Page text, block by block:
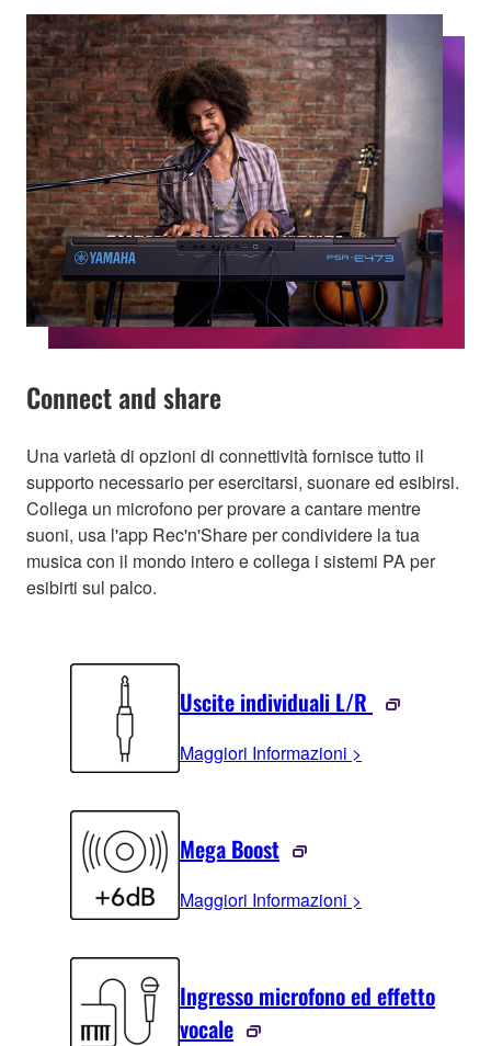
Connect and share
Una varietà di opzioni di connettività fornisce tutto il
supporto necessario per esercitarsi, suonare ed esibirsi.
Collega un microfono per provare a cantare mentre
suoni, usa l'app Rec'n'Share per condividere la tua
musica con il mondo intero e collega i sistemi PA per
esibirti sul palco.
Uscite individuali L/R
Maggiori Informazioni >
Mega Boost
Maggiori Informazioni >
Ingresso microfono ed effetto
vocale